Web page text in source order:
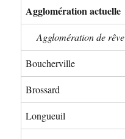
Agglomération actuelle
Agglomération de rêve
Boucherville
Brossard
Longueuil